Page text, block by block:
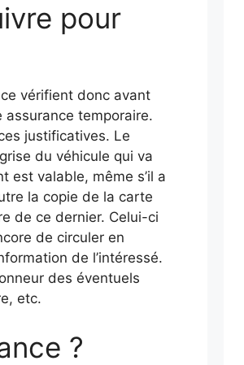
pour
vérifient donc avant
assurance temporaire.
justificatives. Le
du véhicule qui va
est valable, même s’il a
la copie de la carte
de ce dernier. Celui-ci
de circuler en
de l’intéressé.
des éventuels
etc.
?